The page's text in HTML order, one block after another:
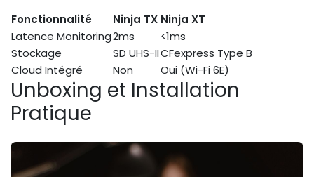
Fonctionnalité
Ninja TX Ninja XT
Latence Monitoring2ms
<1ms
Stockage
SD UHS-IICFexpress Type B
Cloud Intégré
Non Oui (Wi-Fi 6E)
Unboxing et Installation
Pratique